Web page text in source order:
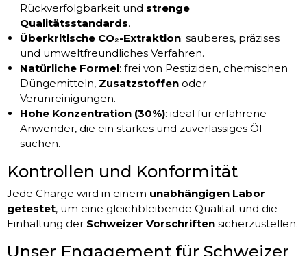
Rückverfolgbarkeit und strenge
Qualitätsstandards.
Überkritische CO₂-Extraktion: sauberes, präzises
und umweltfreundliches Verfahren.
Natürliche Formel: frei von Pestiziden, chemischen
Düngemitteln, Zusatzstoffenoder
Verunreinigungen.
Hohe Konzentration (30%): ideal für erfahrene
Anwender, die ein starkes und zuverlässiges Öl
suchen.
Kontrollen und Konformität
Jede Charge wird in einem unabhängigen Labor
getestet, um eine gleichbleibende Qualität und die
Einhaltung der Schweizer Vorschriften sicherzustellen.
Unser Engagement für Schweizer